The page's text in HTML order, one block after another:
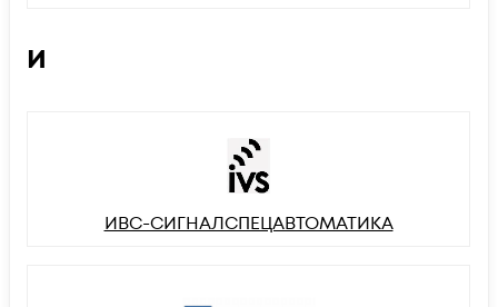
И
ИВС-СИГНАЛСПЕЦАВТОМАТИКА